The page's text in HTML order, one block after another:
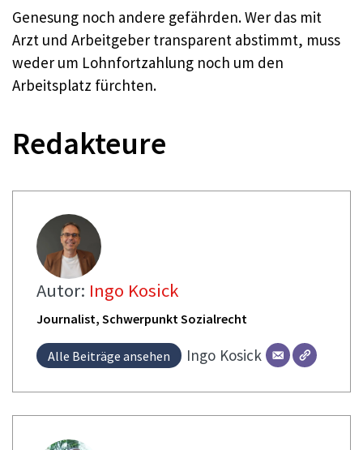
Genesung noch andere gefährden. Wer das mit
Arzt und Arbeitgeber transparent abstimmt, muss
weder um Lohnfortzahlung noch um den
Arbeitsplatz fürchten.
Redakteure
Autor: Ingo Kosick
Journalist, Schwerpunkt Sozialrecht
Alle Beiträge ansehen Ingo Kosick